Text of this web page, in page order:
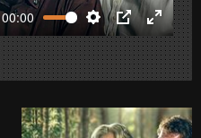
00:00
Settings
PIP Enter